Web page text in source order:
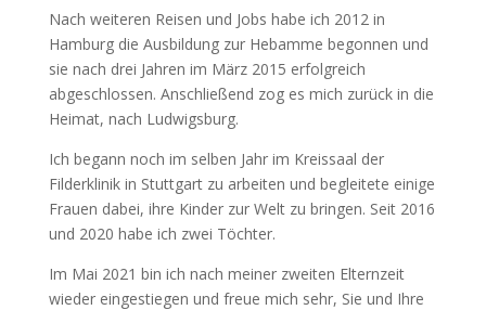
Nach weiteren Reisen und Jobs habe ich 2012 in
Hamburg die Ausbildung zur Hebamme begonnen und
sie nach drei Jahren im März 2015 erfolgreich
abgeschlossen. Anschließend zog es mich zurück in die
Heimat, nach Ludwigsburg.
Ich begann noch im selben Jahr im Kreissaal der
Filderklinik in Stuttgart zu arbeiten und begleitete einige
Frauen dabei, ihre Kinder zur Welt zu bringen. Seit 2016
und 2020 habe ich zwei Töchter.
Im Mai 2021 bin ich nach meiner zweiten Elternzeit
wieder eingestiegen und freue mich sehr, Sie und Ihre